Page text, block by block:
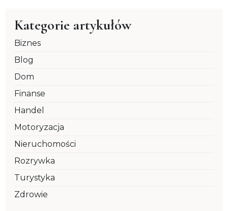
Kategorie artykułów
Biznes
Blog
Dom
Finanse
Handel
Motoryzacja
Nieruchomości
Rozrywka
Turystyka
Zdrowie